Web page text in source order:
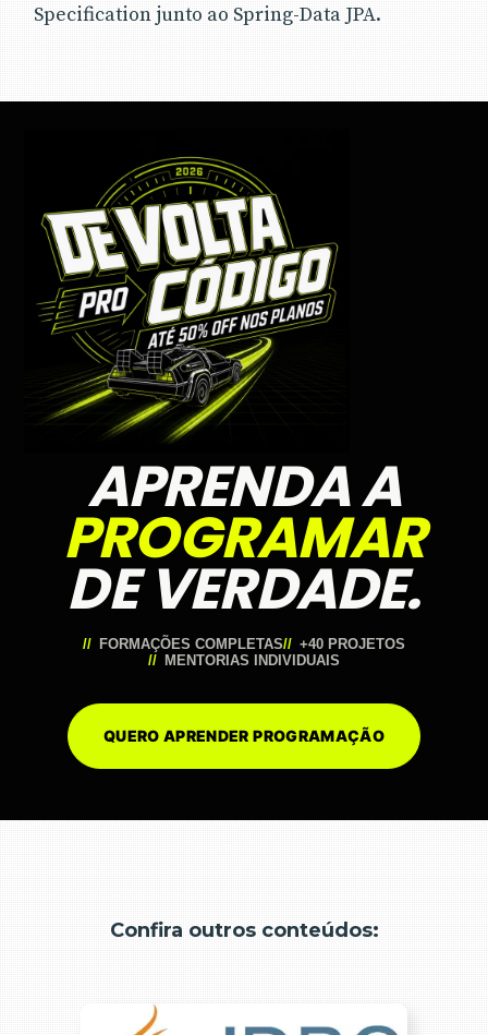
Specification junto ao Spring-Data JPA.
APRENDA A
PROGRAMAR
DE VERDADE.
FORMAÇÕES COMPLETAS
+40 PROJETOS
MENTORIAS INDIVIDUAIS
QUERO APRENDER PROGRAMAÇÃO
Confira outros conteúdos: